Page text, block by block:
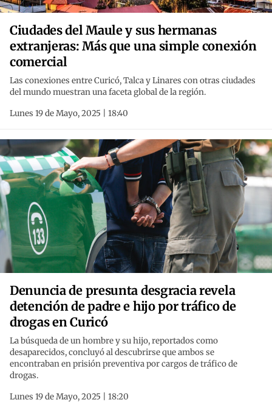
Ciudades del Maule y sus hermanas
extranjeras: Más que una simple conexión
comercial
Las conexiones entre Curicó, Talca y Linares con otras ciudades
del mundo muestran una faceta global de la región.
Lunes 19 de Mayo, 2025 | 18:40
Denuncia de presunta desgracia revela
detención de padre e hijo por tráfico de
drogas en Curicó
La búsqueda de un hombre y su hijo, reportados como
desaparecidos, concluyó al descubrirse que ambos se
encontraban en prisión preventiva por cargos de tráfico de
drogas.
Lunes 19 de Mayo, 2025 | 18:20